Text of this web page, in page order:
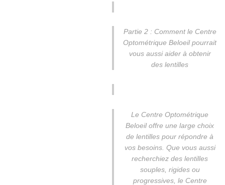
Partie 2 : Comment le Centre
Optométrique Beloeil pourrait
vous aussi aider à obtenir
des lentilles
Le Centre Optométrique
Beloeil offre une large choix
de lentilles pour répondre à
vos besoins. Que vous aussi
recherchiez des lentilles
souples, rigides ou
progressives, le Centre